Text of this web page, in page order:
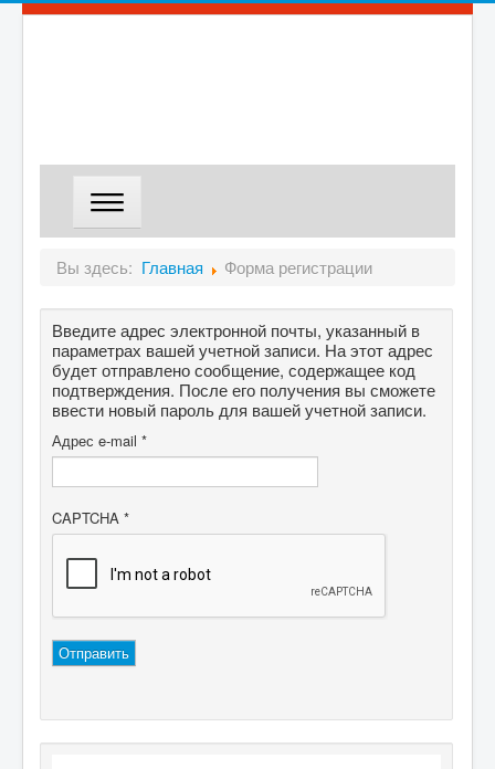
ДОСТАВКА
О КОМПАНИИ
КОНТАКТЫ
Вы здесь: Главная Форма регистрации
Введите адрес электронной почты, указанный в
параметрах вашей учетной записи. На этот адрес
будет отправлено сообщение, содержащее код
подтверждения. После его получения вы сможете
ввести новый пароль для вашей учетной записи.
Адрес e-mail *
CAPTCHA *
Отправить